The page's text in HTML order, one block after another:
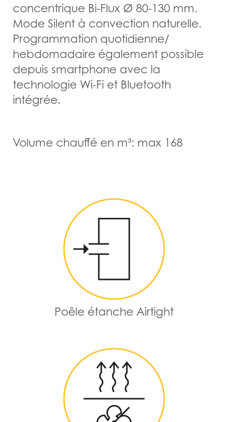
concentrique Bi-Flux Ø 80-130 mm.
Mode Silent à convection naturelle.
Programmation quotidienne/
hebdomadaire également possible
depuis smartphone avec la
technologie Wi-Fi et Bluetooth
intégrée.
Volume chauffé en m³: max 168
Poêle étanche Airtight